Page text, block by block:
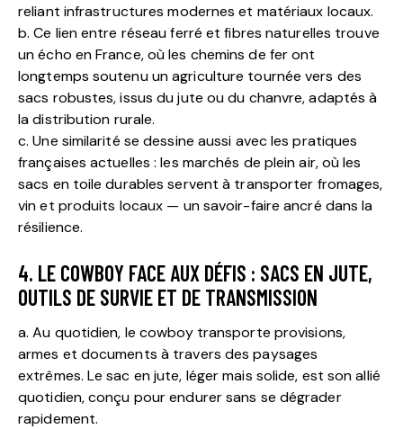
reliant infrastructures modernes et matériaux locaux.
b. Ce lien entre réseau ferré et fibres naturelles trouve
un écho en France, où les chemins de fer ont
longtemps soutenu un agriculture tournée vers des
sacs robustes, issus du jute ou du chanvre, adaptés à
la distribution rurale.
c. Une similarité se dessine aussi avec les pratiques
françaises actuelles : les marchés de plein air, où les
sacs en toile durables servent à transporter fromages,
vin et produits locaux — un savoir-faire ancré dans la
résilience.
4. LE COWBOY FACE AUX DÉFIS : SACS EN JUTE,
OUTILS DE SURVIE ET DE TRANSMISSION
a. Au quotidien, le cowboy transporte provisions,
armes et documents à travers des paysages
extrêmes. Le sac en jute, léger mais solide, est son allié
quotidien, conçu pour endurer sans se dégrader
rapidement.